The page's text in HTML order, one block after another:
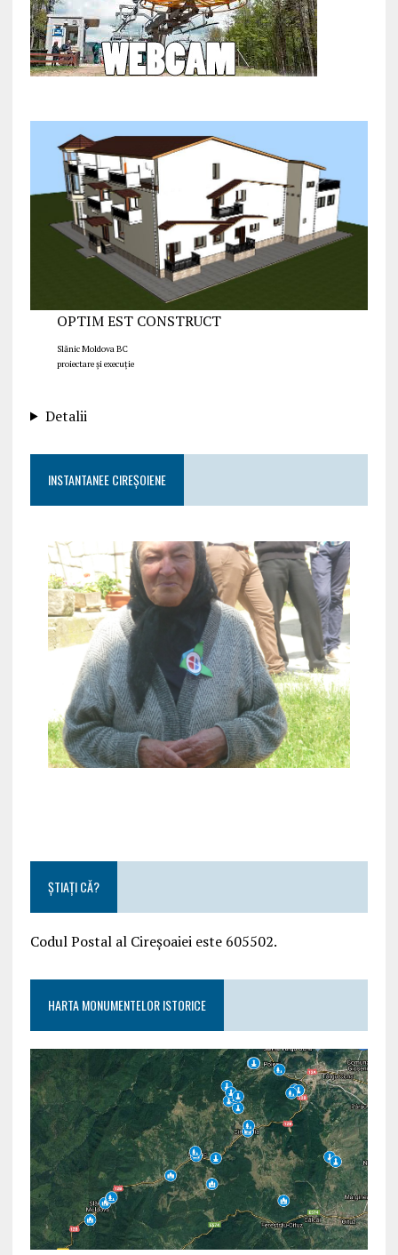
OPTIM EST CONSTRUCT
Slănic Moldova BC
proiectare și execuție
Detalii
INSTANTANEE CIREȘOIENE
ȘTIAȚI CĂ?
Codul Postal al Cireșoaiei este 605502.
HARTA MONUMENTELOR ISTORICE